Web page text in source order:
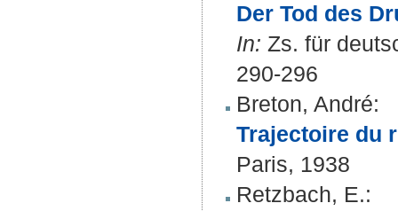
Der Tod des
In: Zs. für
290-296
Breton, André:
Trajectoire du
Paris, 1938
Retzbach, E.: